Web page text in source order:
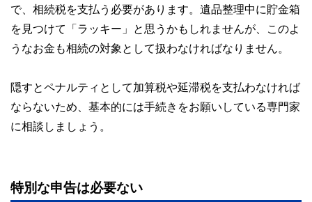
やすさはもちろんのこと、読み応えのあるコンテンツと確か
な情報発信を実現しています。
私たちは、快適でより良い生活のアイデアを提供するお金の
コンシェルジュを目指します。
で、相続税を支払う必要があります。遺品整理中に貯金箱
を見つけて「ラッキー」と思うかもしれませんが、このよ
うなお金も相続の対象として扱わなければなりません。
隠すとペナルティとして加算税や延滞税を支払わなければ
ならないため、基本的には手続きをお願いしている専門家
に相談しましょう。
特別な申告は必要ない